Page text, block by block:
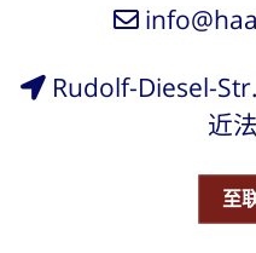
Rudolf-Diesel-
近
至